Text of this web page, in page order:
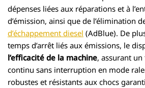
dépenses liées aux réparations et à
d’émission, ainsi que de l’élimination
d’échappement diesel (AdBlue). De
temps d’arrêt liés aux émissions, le
l’efficacité de la machine, assurant
continu sans interruption en mode
robustes et résistants aux chocs